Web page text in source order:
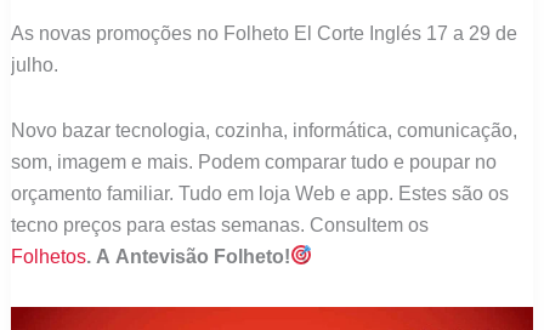
julho
a
agosto
As novas promoções no Folheto El Corte Inglés 17 a 29 de
julho.
Novo bazar tecnologia, cozinha, informática, comunicação,
som, imagem e mais. Podem comparar tudo e poupar no
orçamento familiar. Tudo em loja Web e app. Estes são os
tecno preços para estas semanas. Consultem os
Folhetos. A Antevisão Folheto!